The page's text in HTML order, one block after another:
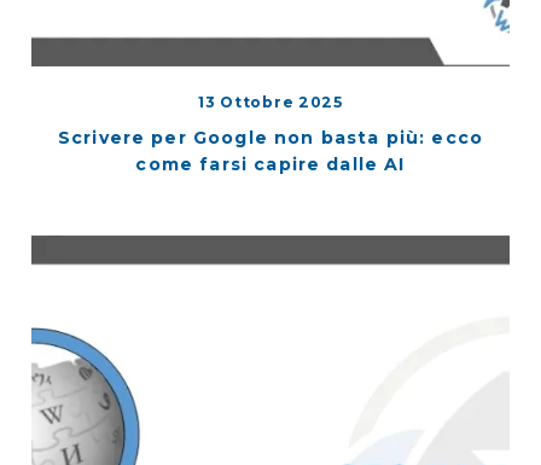
13 Ottobre 2025
Scrivere per Google non basta più: ecco
come farsi capire dalle AI